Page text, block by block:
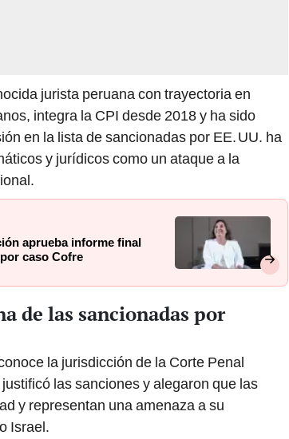
jurista peruana con trayectoria en
integra la CPI desde 2018 y ha sido
en la lista de sancionadas por EE. UU. ha
y jurídicos como un ataque a la
aprueba informe final
caso Cofre
de las sancionadas por
la jurisdicción de la Corte Penal
las sanciones y alegaron que las
y representan una amenaza a su
Israel.